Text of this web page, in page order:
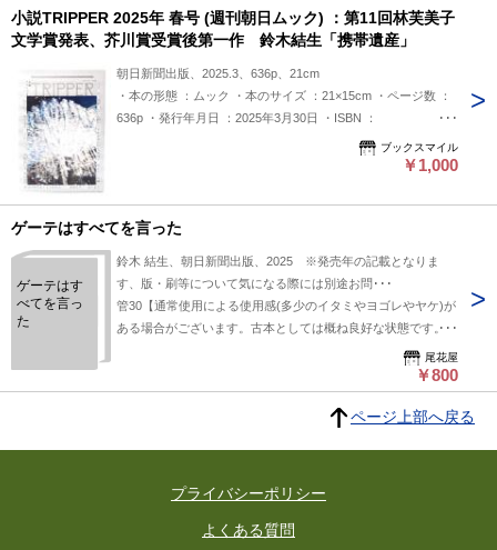
小説TRIPPER 2025年 春号 (週刊朝日ムック) ：第11回林芙美子
文学賞発表、芥川賞受賞後第一作 鈴木結生「携帯遺産」
朝日新聞出版、2025.3、636p、21cm
・本の形態 ：ムック ・本のサイズ ：21×15cm ・ページ数 ：
636p ・発行年月日 ：2025年3月30日 ・ISBN ：
9784022725707 ◆本の状態：非常に良い。未使用美本
ブックスマイル
￥1,000
ゲーテはすべてを言った
ゲーテはす
べてを言っ
た
鈴木 結生、朝日新聞出版、2025 ※発売年の記載となりま
す、版・刷等について気になる際には別途お問･･･
管30【通常使用による使用感(多少のイタミやヨゴレやヤケ)が
ある場合がございます。古本としては概ね良好な状態です。】
付録や特典に関しては有るものを記載しております。帯の有無
尾花屋
￥800
ページ上部へ戻る
プライバシーポリシー
よくある質問